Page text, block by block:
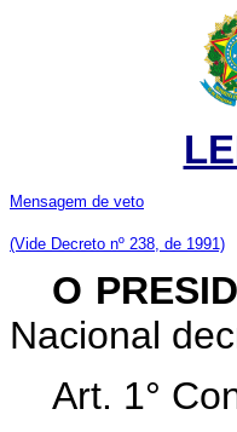
Mensagem de veto
(Vide Decreto nº 238, de 1991)
O
Nacional
Art. 1°